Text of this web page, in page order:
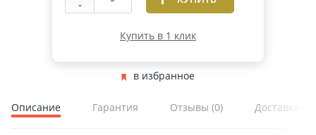
Купить в 1 клик
в избранное
Описание Гарантия Отзывы (0) Доставка и